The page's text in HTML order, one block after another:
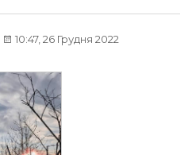
10:47, 26 Грудня 2022